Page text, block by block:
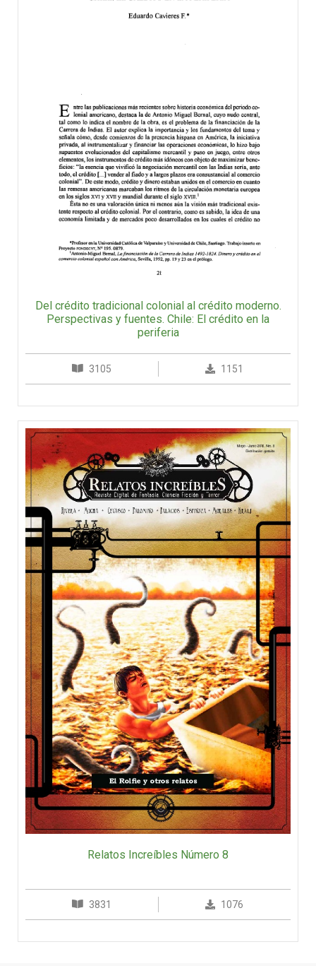
Del crédito tradicional colonial al crédito moderno.
Perspectivas y fuentes. Chile: El crédito en la
periferia
3105 1151
Relatos Increíbles Número 8
3831 1076